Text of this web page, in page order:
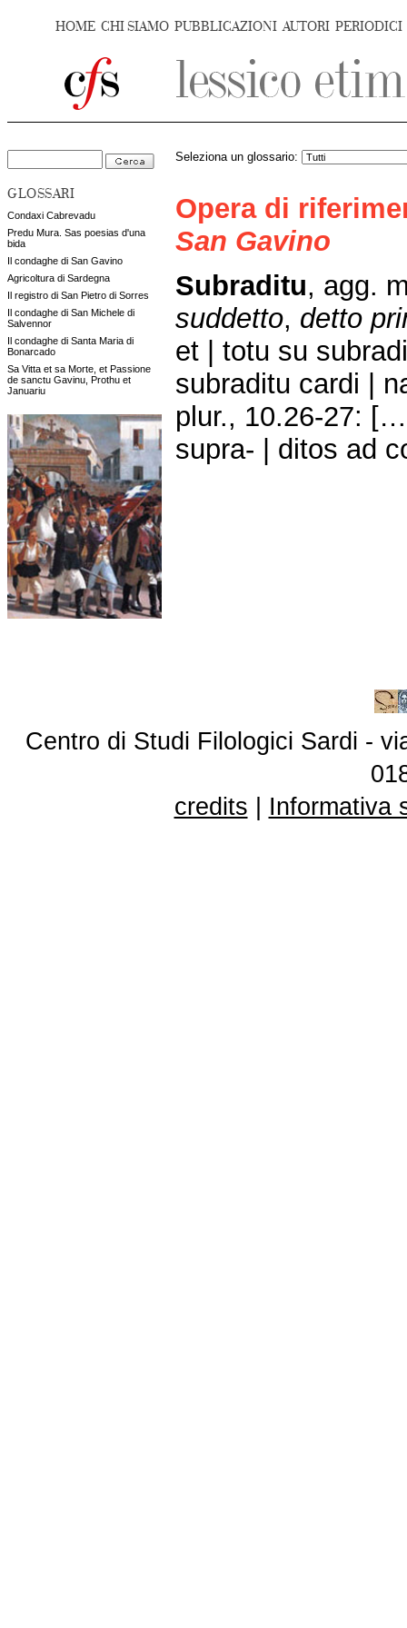
HOME CHI SIAMO PUBBLICAZIONI AUTORI PERIODICI
GLOSSARI
Condaxi Cabrevadu
Predu Mura. Sas poesias d'una
bida
Il condaghe di San Gavino
Agricoltura di Sardegna
Il registro di San Pietro di Sorres
Il condaghe di San Michele di
Salvennor
Il condaghe di Santa Maria di
Bonarcado
Sa Vitta et sa Morte, et Passione
de sanctu Gavinu, Prothu et
Januariu
Seleziona un glossario:
Opera di
San Gavino
Subraditu, agg.
suddetto, detto
et | totu su
subraditu cardi |
plur., 10.26-27:
supra- | ditos ad
Centro di Studi Filologici Sardi -
credits
Informativa